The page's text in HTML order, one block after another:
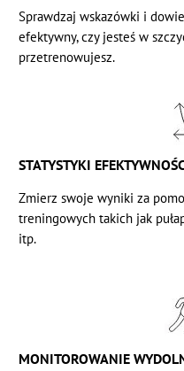
Sprawdzaj wskazówki i
efektywny, czy jesteś w
przetrenowujesz.
STATYSTYKI
Zmierz swoje wyniki za
treningowych takich jak
itp.
MONITOROWANIE